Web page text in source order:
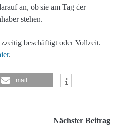
an, ob sie am Tag der
stehen.
beschäftigt oder Vollzeit.
.
mail
Nächster Beitrag